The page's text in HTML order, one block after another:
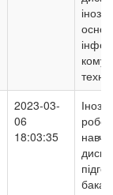
основі
2023-03-
06
18:03:35